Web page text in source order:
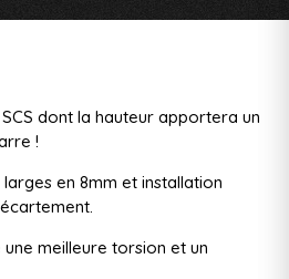
dont la hauteur apportera un
!
en 8mm et installation
meilleure torsion et un